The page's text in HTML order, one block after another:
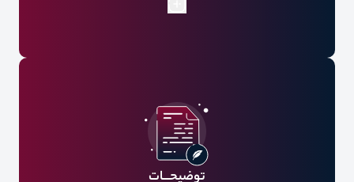
گشت رایگان
راهنمای فارسی زبان
اقامت در هتل 4 ستاره با صبحانه
توضیحـــات